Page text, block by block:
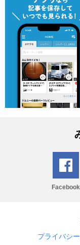
Facebook
プライバシ